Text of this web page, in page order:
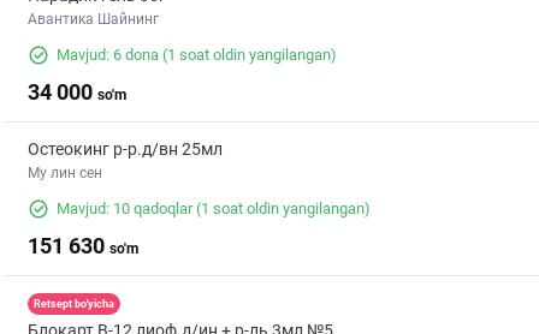
Авантика Шайнинг
Mavjud: 6 dona (1 soat oldin yangilangan)
34 000 so'm
Остеокинг р-р.д/вн 25мл
Му лин сен
Mavjud: 10 qadoqlar(1 soat oldin yangilangan)
151 630 so'm
Retsept bo'yicha